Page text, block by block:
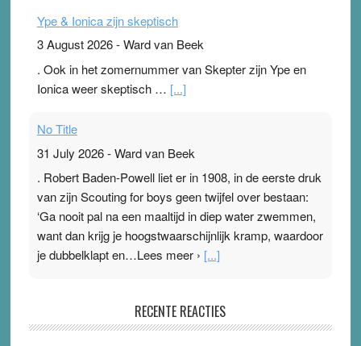
Ype & Ionica zijn skeptisch
3 August 2026-Ward van Beek
. Ook in het zomernummer van Skepter zijn Ype en
Ionica weer skeptisch … [...]
No Title
31 July 2026-Ward van Beek
. Robert Baden-Powell liet er in 1908, in de eerste druk
van zijn Scouting for boys geen twijfel over bestaan:
‘Ga nooit pal na een maaltijd in diep water zwemmen,
want dan krijg je hoogstwaarschijnlijk kramp, waardoor
je dubbelklapt en…Lees meer › [...]
Ward van Beek
RECENTE REACTIES